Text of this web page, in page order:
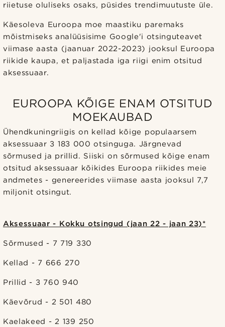
riietuse oluliseks osaks, püsides trendimuutuste üle.
Käesoleva Euroopa moe maastiku paremaks
mõistmiseks analüüsisime Google'i otsinguteavet
viimase aasta (jaanuar 2022-2023) jooksul Euroopa
riikide kaupa, et paljastada iga riigi enim otsitud
aksessuaar.
EUROOPA KÕIGE ENAM OTSITUD
MOEKAUBAD
Ühendkuningriigis on kellad kõige populaarsem
aksessuaar 3 183 000 otsinguga. Järgnevad
sõrmused ja prillid. Siiski on sõrmused kõige enam
otsitud aksessuaar kõikides Euroopa riikides meie
andmetes - genereerides viimase aasta jooksul 7,7
miljonit otsingut.
Aksessuaar - Kokku otsingud (jaan 22 - jaan 23)*
Sõrmused - 7 719 330
Kellad - 7 666 270
Prillid - 3 760 940
Käevõrud - 2 501 480
Kaelakeed - 2 139 250